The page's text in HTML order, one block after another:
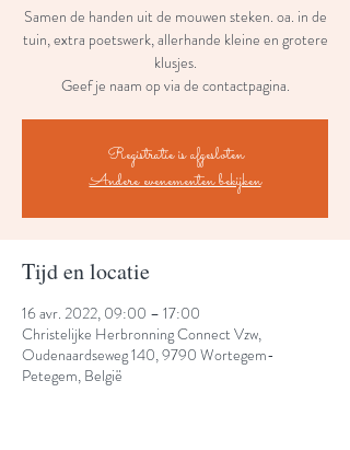
Samen de handen uit de mouwen steken. oa. in de
tuin, extra poetswerk, allerhande kleine en grotere
klusjes.
Geef je naam op via de contactpagina.
Registratie is afgesloten
Andere evenementen bekijken
Tijd en locatie
16 avr. 2022, 09:00 – 17:00
Christelijke Herbronning Connect Vzw,
Oudenaardseweg 140, 9790 Wortegem-
Petegem, België